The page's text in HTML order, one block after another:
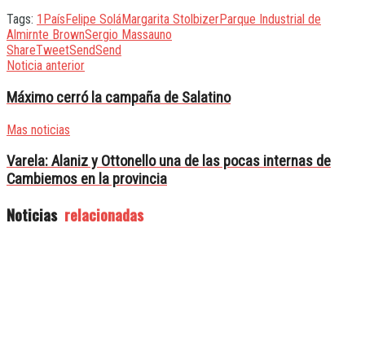
Tags: 1País Felipe SoláMargarita StolbizerParque Industrial de
Almirnte BrownSergio Massauno
ShareTweetSendSend
Noticia anterior
Máximo cerró la campaña de Salatino
Mas noticias
Varela: Alaniz y Ottonello una de las pocas internas de
Cambiemos en la provincia
Noticias relacionadas